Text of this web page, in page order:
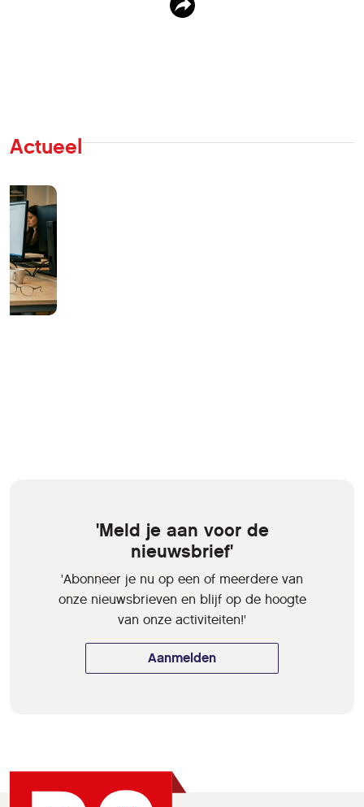
Actueel
'Meld je aan voor de
nieuwsbrief'
'Abonneer je nu op een of meerdere van
onze nieuwsbrieven en blijf op de hoogte
van onze activiteiten!'
Aanmelden